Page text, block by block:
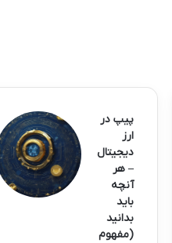
پیپ در
ارز
دیجیتال
– هر
آنچه
باید
بدانید
(مفهوم